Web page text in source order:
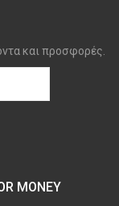
και προσφορές.
MONEY